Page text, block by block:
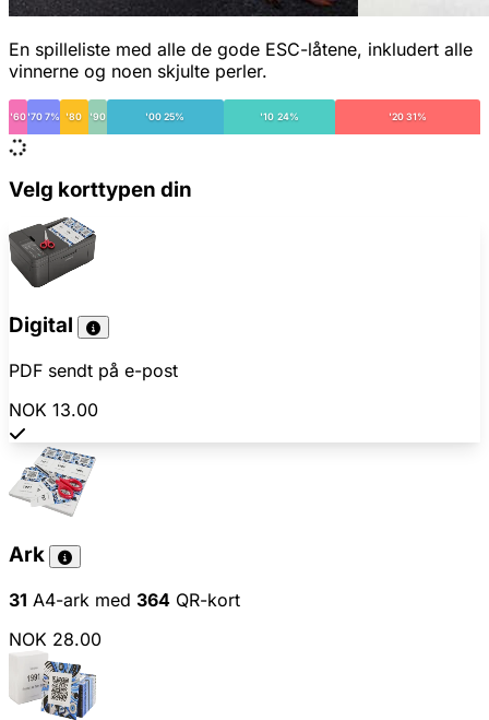
En spilleliste med alle de gode ESC-låtene, inkludert alle
vinnerne og noen skjulte perler.
'60'70 7% '80 '90 '00 25% '10 24% '20 31%
Velg korttypen din
Digital
PDF sendt på e-post
NOK 13.00
Ark
31 A4-ark med 364 QR-kort
NOK 28.00